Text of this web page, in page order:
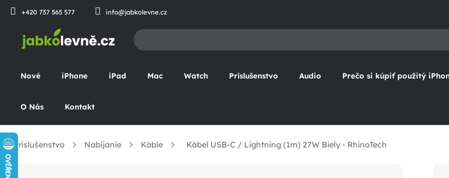
Prejsť
+420 737 565 577 info@jabkolevne.cz
Nové iPhone iPad Mac Watch Príslušenstvo Audio Prečo si kúpiť použitý
O Nás Kontakt
Príslušenstvo Nabíjanie Káble Kábel USB-C / Lightning (1m) 27W Biely - RhinoTech